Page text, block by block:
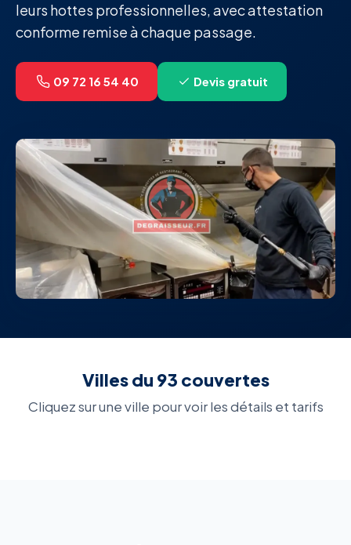
leurs hottes professionnelles, avec attestation
conforme remise à chaque passage.
09 72 16 54 40 Devis gratuit
Villes du 93 couvertes
Cliquez sur une ville pour voir les détails et tarifs